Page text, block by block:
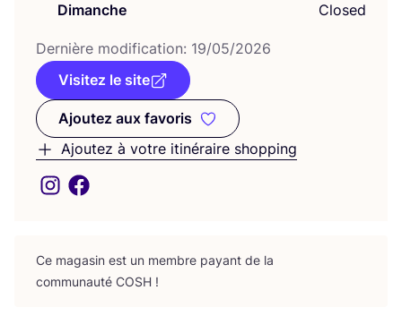
Dimanche
Closed
Der­nière modi­fi­ca­tion: 19/05/2026
Visitez le site
Ajoutez aux favoris
Ajoutez aux favoris
Ajoutez à votre itinéraire shopping
Ce maga­sin est un membre payant de la
com­mu­nau­té COSH !